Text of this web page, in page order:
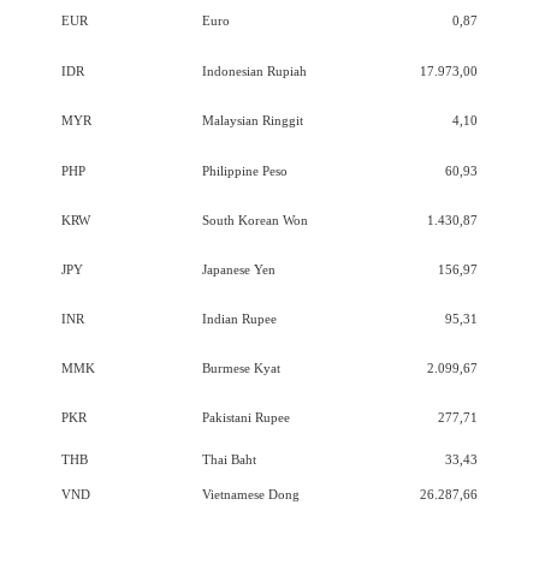
EUR Euro 0,87
IDR Indonesian Rupiah 17.973,00
MYR Malaysian Ringgit 4,10
PHP Philippine Peso 60,93
KRW South Korean Won 1.430,87
JPY Japanese Yen 156,97
INR Indian Rupee 95,31
MMK Burmese Kyat 2.099,67
PKR Pakistani Rupee 277,71
THB Thai Baht 33,43
VND Vietnamese Dong 26.287,66